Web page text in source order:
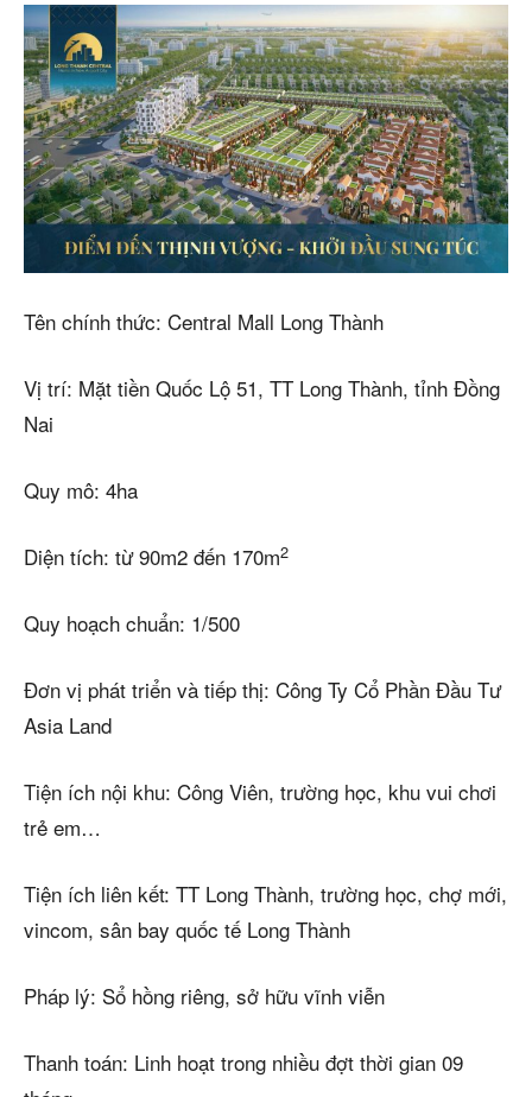
Tên chính thức: Central Mall Long Thành
Vị trí: Mặt tiền Quốc Lộ 51, TT Long Thành, tỉnh Đồng
Nai
Quy mô: 4ha
Diện tích: từ 90m2 đến 170m2
Quy hoạch chuẩn: 1/500
Đơn vị phát triển và tiếp thị: Công Ty Cổ Phần Đầu Tư
Asia Land
Tiện ích nội khu: Công Viên, trường học, khu vui chơi
trẻ em…
Tiện ích liên kết: TT Long Thành, trường học, chợ mới,
vincom, sân bay quốc tế Long Thành
Pháp lý: Sổ hồng riêng, sở hữu vĩnh viễn
Thanh toán: Linh hoạt trong nhiều đợt thời gian 09